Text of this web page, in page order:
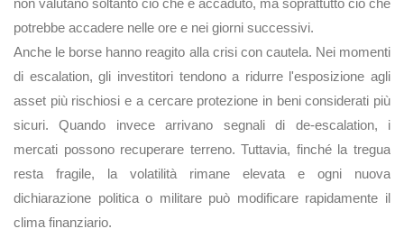
non valutano soltanto ciò che è accaduto, ma soprattutto ciò che
potrebbe accadere nelle ore e nei giorni successivi.
Anche le borse hanno reagito alla crisi con cautela. Nei momenti
di escalation, gli investitori tendono a ridurre l'esposizione agli
asset più rischiosi e a cercare protezione in beni considerati più
sicuri. Quando invece arrivano segnali di de-escalation, i
mercati possono recuperare terreno. Tuttavia, finché la tregua
resta fragile, la volatilità rimane elevata e ogni nuova
dichiarazione politica o militare può modificare rapidamente il
clima finanziario.